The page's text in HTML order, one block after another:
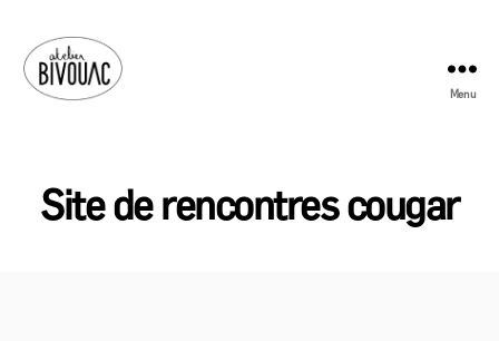
Menu
Site de rencontres cougar